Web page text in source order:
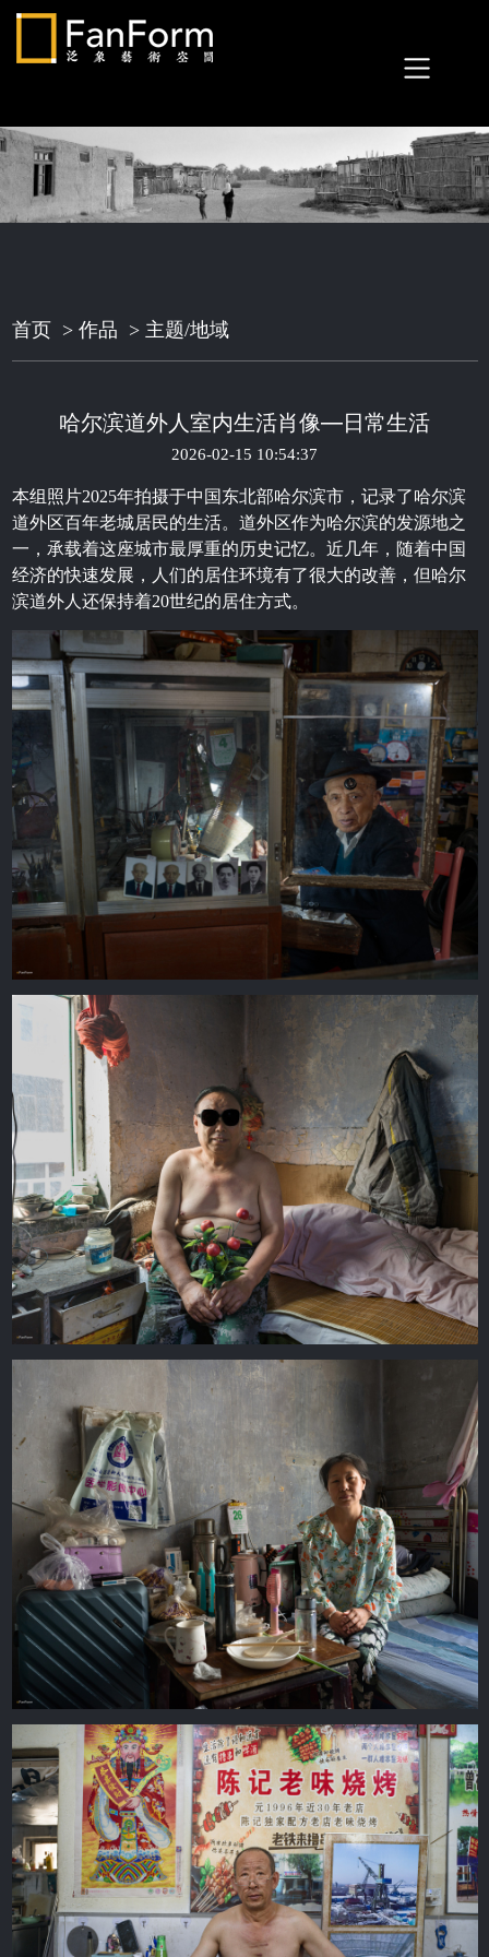
首页> 作品 > 主题/地域
哈尔滨道外人室内生活肖像—日常生活
2026-02-15 10:54:37
本组照片2025年拍摄于中国东北部哈尔滨市，记录了哈尔滨
道外区百年老城居民的生活。道外区作为哈尔滨的发源地之
一，承载着这座城市最厚重的历史记忆。近几年，随着中国
经济的快速发展，人们的居住环境有了很大的改善，但哈尔
滨道外人还保持着20世纪的居住方式。